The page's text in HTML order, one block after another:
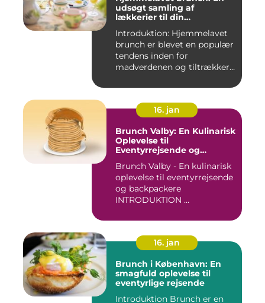
udsøgt samling af
lækkerier til din
Introduktion: Hjemmelavet
brunch er blevet en populær
tendens inden for
madverdenen og tiltrækker
16. jan
Brunch Valby: En Kulinarisk
Oplevelse til
Eventyrrejsende og
Brunch Valby - En kulinarisk
oplevelse til eventyrrejsende
og backpackere
INTRODUKTION ...
16. jan
Brunch i København: En
smagfuld oplevelse til
eventyrlige rejsende
Introduktion Brunch er en